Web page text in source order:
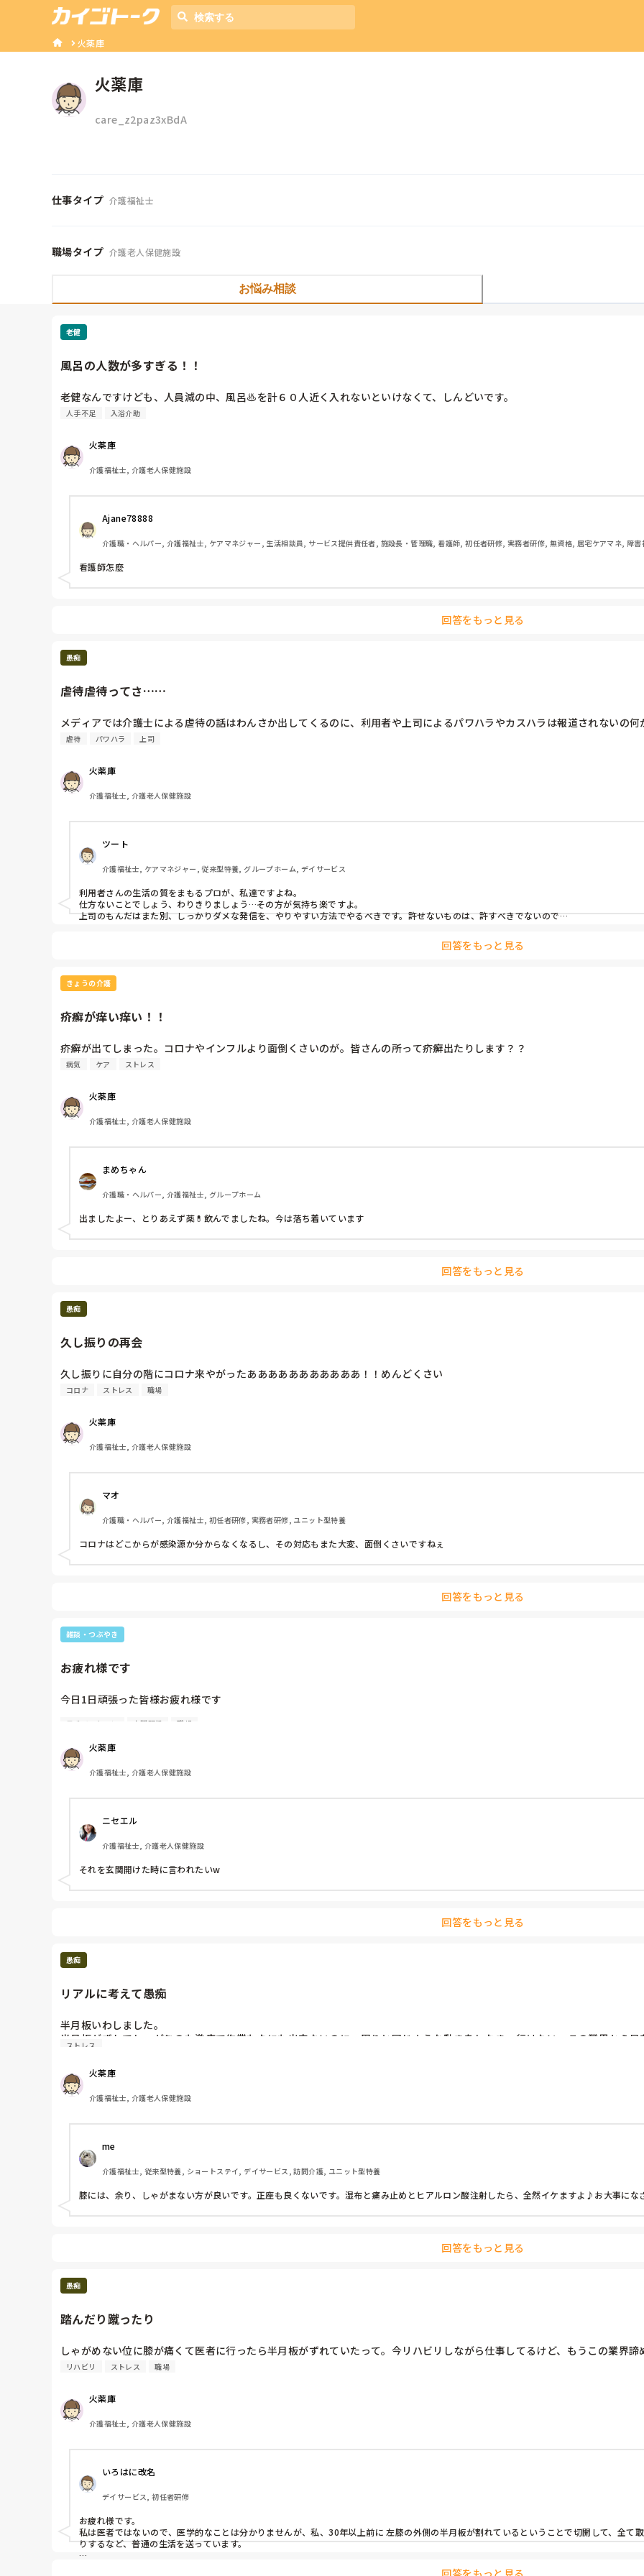
火薬庫
火薬庫
care_z2paz3xBdA
仕事タイプ 介護福祉士
職場タイプ 介護老人保健施設
お悩み相談
老健
風呂の人数が多すぎる！！
老健なんですけども、人員減の中、風呂♨を計６０人近く入れないといけなくて、しんどいです。
人手不足 入浴介助
火薬庫
介護福祉士, 介護老人保健施設
Ajane78888
介護職・ヘルパー, 介護福祉士, ケアマネジャー, 生活相談員, サービス提供責任者, 施設長・管理職, 看護師, 初任者研修, 実務者研修, 無資格, 居宅ケアマネ, 障害
看護師怎麼
回答をもっと見る
愚痴
虐待虐待ってさ……
メディアでは介護士による虐待の話はわんさか出してくるのに、利用者や上司によるパワハラやカスハラは報道されないの何
虐待 パワハラ 上司
火薬庫
介護福祉士, 介護老人保健施設
ツート
介護福祉士, ケアマネジャー, 従来型特養, グループホーム, デイサービス
利用者さんの生活の質をまもるプロが、私達ですよね。
仕方ないことでしょう、わりきりましょう…その方が気持ち楽ですよ。
上司のもんだはまた別、しっかりダメな発信を、やりやすい方法でやるべきです。許せないものは、許すべきでないので…
回答をもっと見る
きょうの介護
疥癬が痒い痒い！！
疥癬が出てしまった。コロナやインフルより面倒くさいのが。皆さんの所って疥癬出たりします？？
病気 ケア ストレス
火薬庫
介護福祉士, 介護老人保健施設
まめちゃん
介護職・ヘルパー, 介護福祉士, グループホーム
出ましたよー、とりあえず薬💊飲んでましたね。今は落ち着いています
回答をもっと見る
愚痴
久し振りの再会
久し振りに自分の階にコロナ来やがったあああああああああああ！！めんどくさい
コロナ ストレス 職場
火薬庫
介護福祉士, 介護老人保健施設
マオ
介護職・ヘルパー, 介護福祉士, 初任者研修, 実務者研修, ユニット型特養
コロナはどこからが感染源か分からなくなるし、その対応もまた大変、面倒くさいですねぇ
回答をもっと見る
雑談・つぶやき
お疲れ様です
今日1日頑張った皆様お疲れ様です
今日夜勤明けの皆様もお疲れ様です。
モチベーション 人間関係 職場
火薬庫
介護福祉士, 介護老人保健施設
ニセエル
介護福祉士, 介護老人保健施設
それを玄関開けた時に言われたいw
回答をもっと見る
愚痴
リアルに考えて愚痴
半月板いわしました。
半月板がずれてしゃがむのも激痛で作業もなにも出来ないのに、周りと同じような動きをしなきゃ行けない。この業界から足
ストレス
火薬庫
介護福祉士, 介護老人保健施設
me
介護福祉士, 従来型特養, ショートステイ, デイサービス, 訪問介護, ユニット型特養
膝には、余り、しゃがまない方が良いです。正座も良くないです。湿布と痛み止めとヒアルロン酸注射したら、全然イケますよ♪お大事にな
回答をもっと見る
愚痴
踏んだり蹴ったり
しゃがめない位に膝が痛くて医者に行ったら半月板がずれていたって。今リハビリしながら仕事してるけど、もうこの業界
リハビリ ストレス 職場
火薬庫
介護福祉士, 介護老人保健施設
いろはに改名
デイサービス, 初任者研修
お疲れ様です。
私は医者ではないので、医学的なことは分かりませんが、私、30年以上前に 左膝の外側の半月板が割れているということで切開して、全て
りするなど、普通の生活を送っています。
もちろん仕事でも利用者の方と話す際 、しゃがんだりすることがありますが、 しゃがむと、膝に負担がかかるので、片膝だちや両膝立ちに